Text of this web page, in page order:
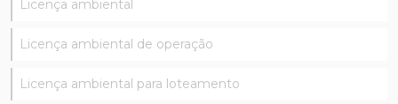
Licença ambiental
Licença ambiental de operação
Licença ambiental para loteamento